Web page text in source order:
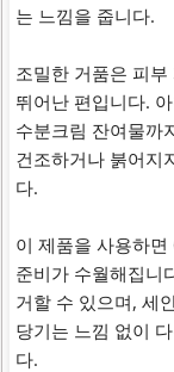
는 느낌을 줍니다.
조밀한 거품은 피
뛰어난 편입니다.
수분크림 잔여물까
건조하거나 붉어지
다.
이 제품을 사용하
준비가 수월해집니
거할 수 있으며, 세
당기는 느낌 없이
다.